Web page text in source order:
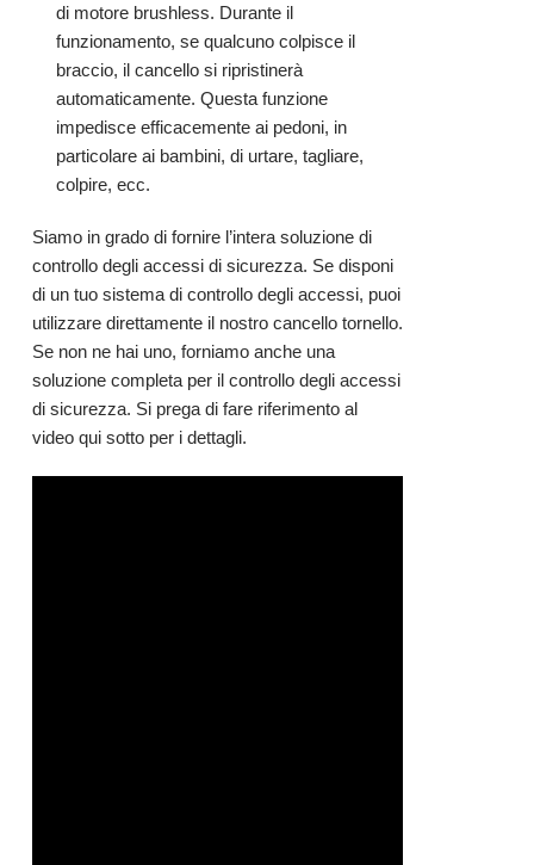
di motore brushless. Durante il
funzionamento, se qualcuno colpisce il
braccio, il cancello si ripristinerà
automaticamente. Questa funzione
impedisce efficacemente ai pedoni, in
particolare ai bambini, di urtare, tagliare,
colpire, ecc.
Siamo in grado di fornire l’intera soluzione di
controllo degli accessi di sicurezza. Se disponi
di un tuo sistema di controllo degli accessi, puoi
utilizzare direttamente il nostro cancello tornello.
Se non ne hai uno, forniamo anche una
soluzione completa per il controllo degli accessi
di sicurezza. Si prega di fare riferimento al
video qui sotto per i dettagli.